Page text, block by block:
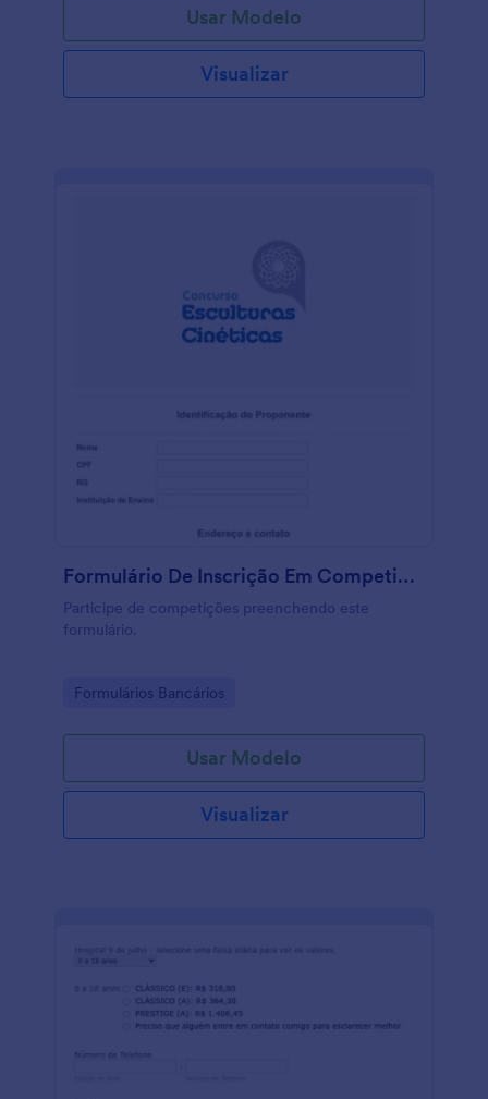
Usar Modelo
Visualizar
Formulário De Inscrição Em Competição
Participe de competições preenchendo este
formulário.
Go to Category:
Formulários Bancários
Usar Modelo
Visualizar